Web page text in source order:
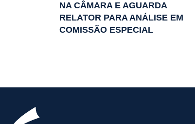
NA CÂMARA E AGUARDA
RELATOR PARA ANÁLISE EM
COMISSÃO ESPECIAL